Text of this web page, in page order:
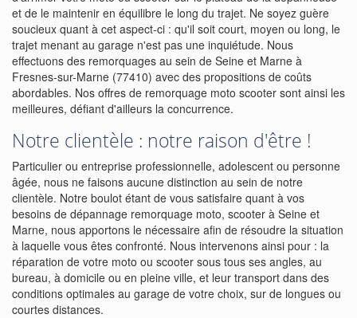
et de le maintenir en équilibre le long du trajet. Ne soyez guère
soucieux quant à cet aspect-ci : qu'il soit court, moyen ou long, le
trajet menant au garage n'est pas une inquiétude. Nous
effectuons des remorquages au sein de Seine et Marne à
Fresnes-sur-Marne (77410) avec des propositions de coûts
abordables. Nos offres de remorquage moto scooter sont ainsi les
meilleures, défiant d'ailleurs la concurrence.
Notre clientèle : notre raison d'être !
Particulier ou entreprise professionnelle, adolescent ou personne
âgée, nous ne faisons aucune distinction au sein de notre
clientèle. Notre boulot étant de vous satisfaire quant à vos
besoins de dépannage remorquage moto, scooter à Seine et
Marne, nous apportons le nécessaire afin de résoudre la situation
à laquelle vous êtes confronté. Nous intervenons ainsi pour : la
réparation de votre moto ou scooter sous tous ses angles, au
bureau, à domicile ou en pleine ville, et leur transport dans des
conditions optimales au garage de votre choix, sur de longues ou
courtes distances.